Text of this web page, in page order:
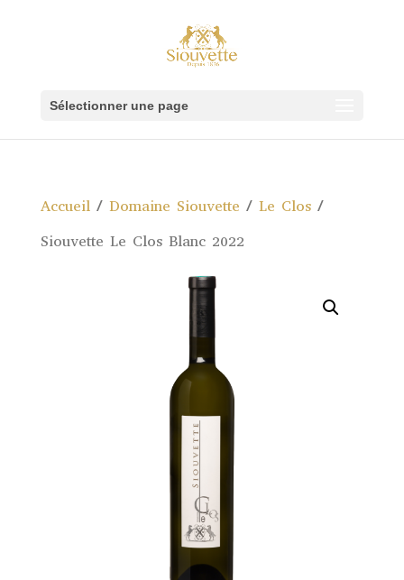
Sélectionner une page
Accueil/ Domaine Siouvette / Le Clos/
Siouvette Le Clos Blanc 2022